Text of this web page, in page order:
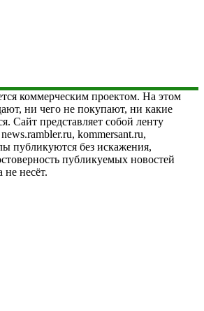
коммерческим проектом. На этом
ни чего не покупают, ни какие
Сайт представляет собой ленту
kommersant.ru,
публикуются без искажения,
публикуемых новостей
несёт.